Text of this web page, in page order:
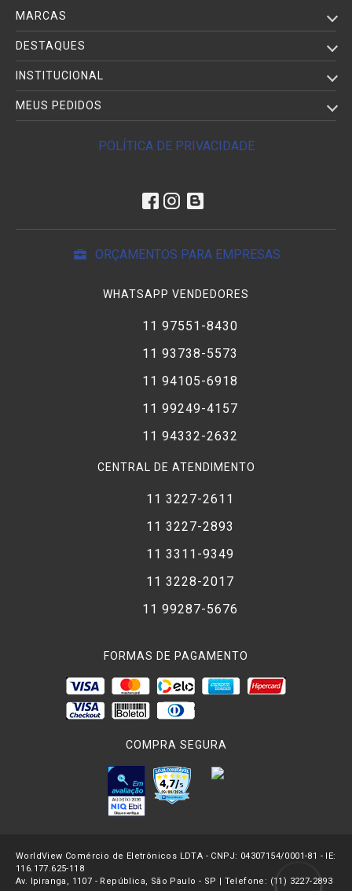
MARCAS
DESTAQUES
INSTITUCIONAL
MEUS PEDIDOS
POLÍTICA DE PRIVACIDADE
ORÇAMENTOS PARA EMPRESAS
WHATSAPP VENDEDORES
11 97551-8430
11 93738-5573
11 94105-6918
11 99249-4157
11 94332-2632
CENTRAL DE ATENDIMENTO
11 3227-2611
11 3227-2893
11 3311-9349
11 3228-2017
11 99287-5676
FORMAS DE PAGAMENTO
COMPRA SEGURA
WorldView Comércio de Eletrônicos LDTA - CNPJ: 04307154/0001-81 - IE:
116.177.625-118
Av. Ipiranga, 1107 - República, São Paulo - SP | Telefone: (11) 3227-2893